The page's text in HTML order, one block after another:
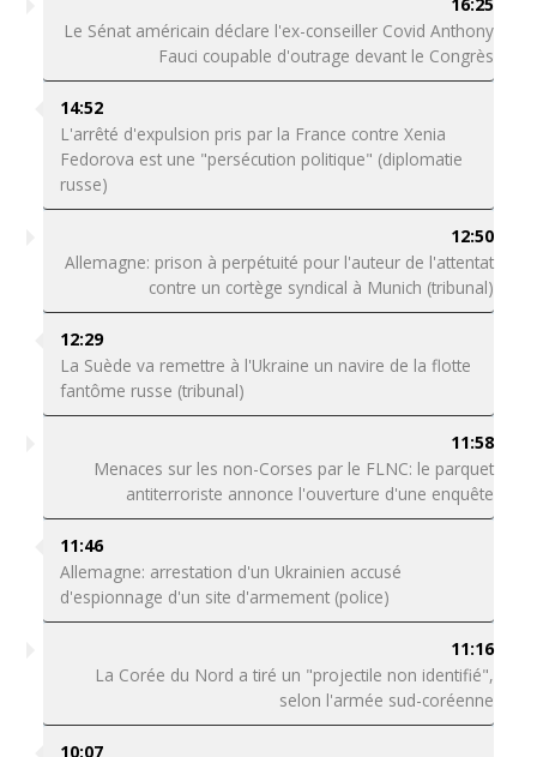
Le Sénat américain déclare l'ex-conseiller Covid Anthony
Fauci coupable d'outrage devant le Congrès
14:52
L'arrêté d'expulsion pris par la France contre Xenia
Fedorova est une "persécution politique" (diplomatie
russe)
12:50
Allemagne: prison à perpétuité pour l'auteur de l'attentat
contre un cortège syndical à Munich (tribunal)
12:29
La Suède va remettre à l'Ukraine un navire de la flotte
fantôme russe (tribunal)
11:58
Menaces sur les non-Corses par le FLNC: le parquet
antiterroriste annonce l'ouverture d'une enquête
11:46
Allemagne: arrestation d'un Ukrainien accusé
d'espionnage d'un site d'armement (police)
11:16
La Corée du Nord a tiré un "projectile non identifié",
selon l'armée sud-coréenne
10:07